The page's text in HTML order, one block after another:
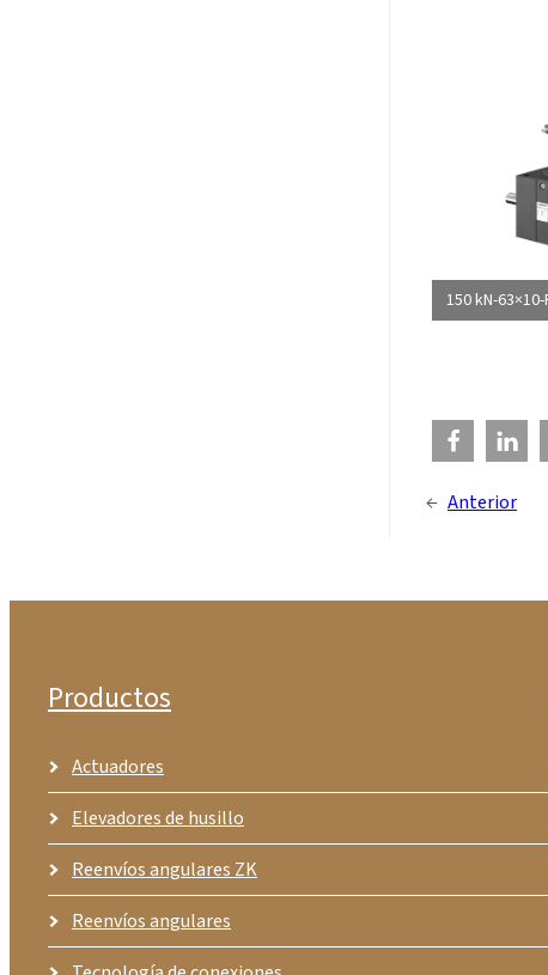
150 kN-
← Anterior
Productos
Actuadores
Elevadores de husillo
Reenvíos angulares ZK
Reenvíos angulares